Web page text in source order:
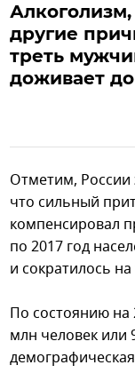
другие
треть
доживает
Отметим, России
что сильный
компенсировал
по 2017 год
и сократилось
По состоянию на
млн человек или